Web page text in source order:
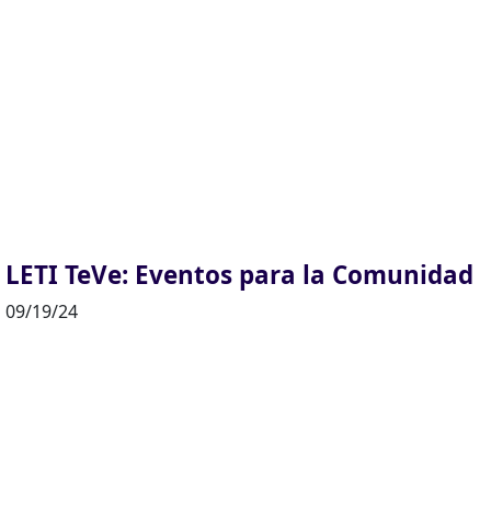
LETI TeVe: Eventos para la Comunidad
09/19/24